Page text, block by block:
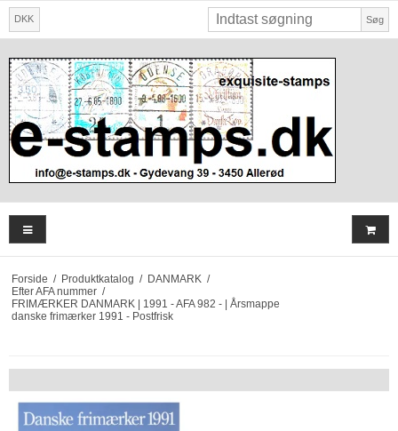
DKK Søg
Forside / Produktkatalog / DANMARK /
Efter AFA nummer /
FRIMÆRKER DANMARK | 1991 - AFA 982 - | Årsmappe
danske frimærker 1991 - Postfrisk